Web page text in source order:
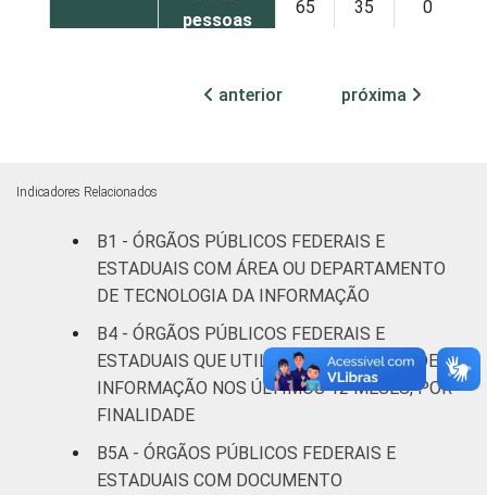
pessoas
65 35 0
Não
Fonte: CGI.br/NIC.br, Centro Regional de
Sociedade da Informação (Cetic.br),
Pesquisa sobre o uso das tecnologias de
informação e comunicação no setor público
anterior próxima
Indicadores Relacionados
B1 - ÓRGÃOS PÚBLICOS FEDERAIS E
ESTADUAIS COM ÁREA OU DEPARTAMENTO
DE TECNOLOGIA DA INFORMAÇÃO
B4 - ÓRGÃOS PÚBLICOS FEDERAIS E
ESTADUAIS QUE UTILIZARAM SISTEMA DE
INFORMAÇÃO NOS ÚLTIMOS 12 MESES, POR
FINALIDADE
B5A - ÓRGÃOS PÚBLICOS FEDERAIS E
ESTADUAIS COM DOCUMENTO